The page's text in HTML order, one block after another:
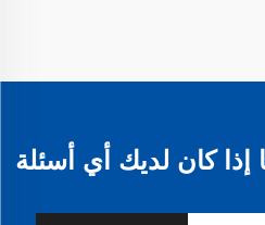
كان لديك أي أسئلة